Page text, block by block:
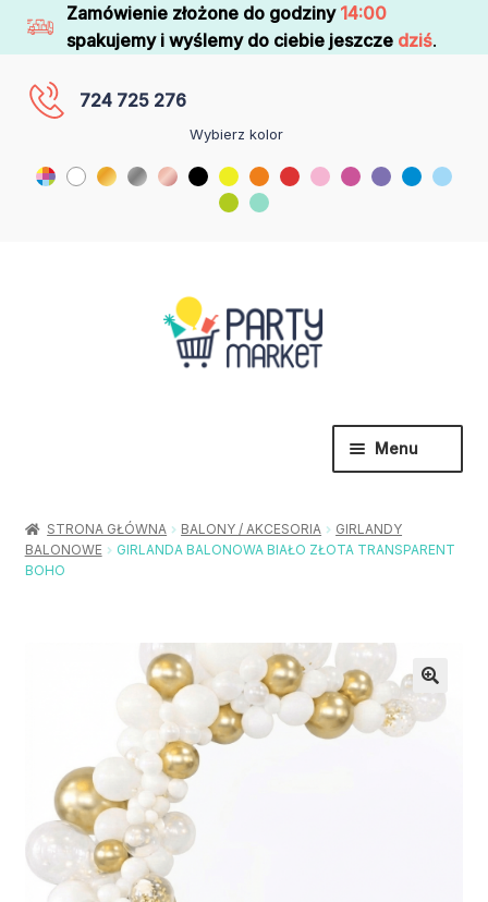
Zamówienie złożone do godziny 14:00
spakujemy i wyślemy do ciebie jeszcze dziś.
724 725 276
Wybierz kolor
Menu
Urodziny / Imprezy
Rozwiń
Stroje / Dodatki
Rozwiń
Moje konto
Koszyk
STRONA GŁÓWNA BALONY / AKCESORIA
GIRLANDY
BALONOWE
GIRLANDA BALONOWA BIAŁO ZŁOTA TRANSPARENT
BOHO